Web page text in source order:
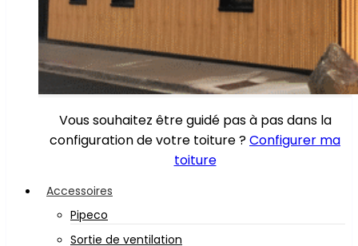
Vous souhaitez être guidé pas à pas dans la
configuration de votre toiture ?Configurer ma
toiture
Accessoires
Pipeco
Sortie de ventilation